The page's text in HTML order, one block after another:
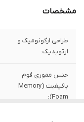
مشخصات
طراحی ارگونومیک و
ارتوپدیک:
جنس مموری فوم
باکیفیت (Memory
Foam):
ابعاد استاندارد و